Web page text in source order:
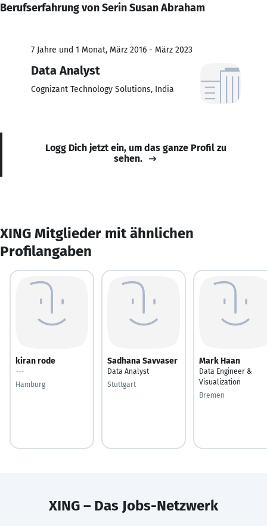
Berufserfahrung von Serin Susan Abraham
7 Jahre und 1 Monat, März 2016 - März 2023
Data Analyst
Cognizant Technology Solutions, India
Logg Dich jetzt ein, um das ganze Profil zu
sehen.
XING Mitglieder mit ähnlichen
Profilangaben
kiran rode
---
Hamburg
Sadhana Savvaser
Data Analyst
Stuttgart
Mark Haan
Data Engineer &
Visualization
Bremen
XING – Das Jobs-Netzwerk